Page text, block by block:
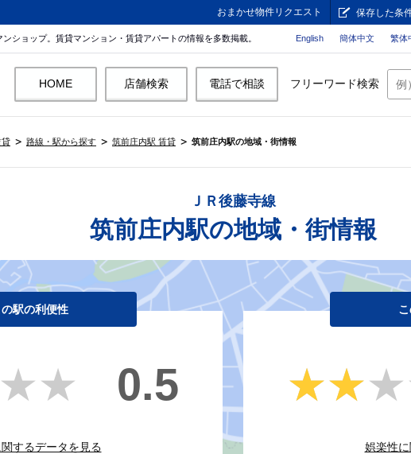
おまかせ物件リクエスト 保存した条
ショップ。賃貸マンション・賃貸アパートの情報を多数掲載。 English 簡体中文 繁体
HOME 店舗検索 電話で相談 フリーワード検索
貸 路線・駅から探す 筑前庄内駅 賃貸 筑前庄内駅の地域・街情報
ＪＲ後藤寺線
筑前庄内駅の地域・街情報
の駅の利便性
0.5
するデータを見る 娯楽性